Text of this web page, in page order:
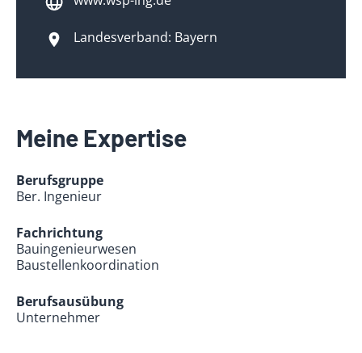
Landesverband: Bayern
Meine Expertise
Berufsgruppe
Ber. Ingenieur
Fachrichtung
Bauingenieurwesen
Baustellenkoordination
Berufsausübung
Unternehmer